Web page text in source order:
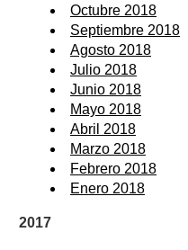
Octubre 2018
Septiembre 2018
Agosto 2018
Julio 2018
Junio 2018
Mayo 2018
Abril 2018
Marzo 2018
Febrero 2018
Enero 2018
2017